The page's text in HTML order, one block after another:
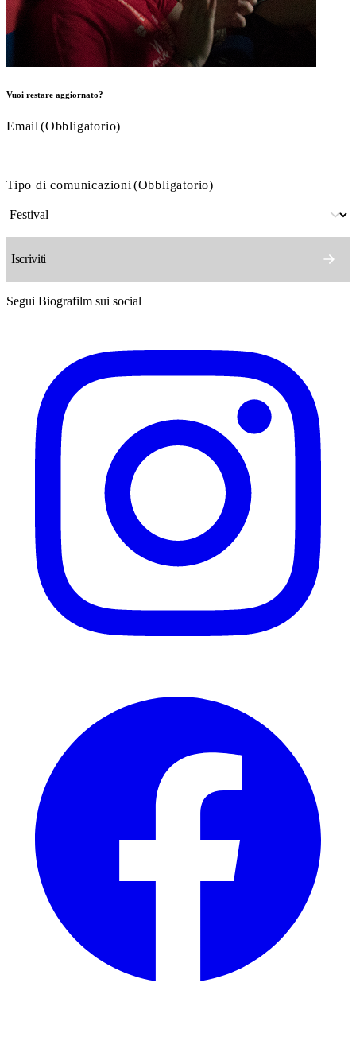
Vuoi restare aggiornato?
Email (Obbligatorio)
Tipo di comunicazioni (Obbligatorio)
Segui Biografilm sui social